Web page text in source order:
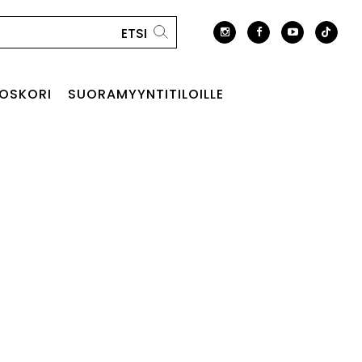
SUORAMYYNTITILOILLE